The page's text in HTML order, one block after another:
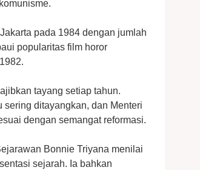
pada 1984 dengan jumlah
popularitas film horor
tayang setiap tahun.
ditayangkan, dan Menteri
dengan semangat reformasi.
Bonnie Triyana menilai
sejarah. Ia bahkan